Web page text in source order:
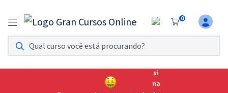
0
Assinatura Ilimitada 11
Acesso a todos os cursos. Teste grátis por 7 dias!
Assinatura OAB Até Passar
Acesso ilimitado a toda preparação para o Exame da